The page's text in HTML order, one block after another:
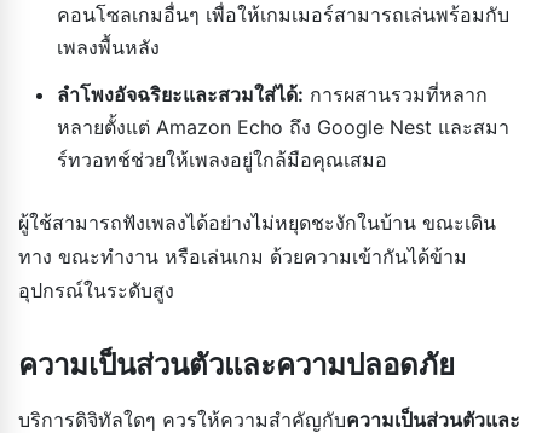
คอนโซลเกมอื่นๆ เพื่อให้เกมเมอร์สามารถเล่นพร้อมกับ
เพลงพื้นหลัง
ลำโพงอัจฉริยะและสวมใส่ได้: การผสานรวมที่หลาก
หลายตั้งแต่ Amazon Echo ถึง Google Nest และสมา
ร์ทวอทช์ช่วยให้เพลงอยู่ใกล้มือคุณเสมอ
ผู้ใช้สามารถฟังเพลงได้อย่างไม่หยุดชะงักในบ้าน ขณะเดิน
ทาง ขณะทำงาน หรือเล่นเกม ด้วยความเข้ากันได้ข้าม
อุปกรณ์ในระดับสูง
ความเป็นส่วนตัวและความปลอดภัย
บริการดิจิทัลใดๆ ควรให้ความสำคัญกับความเป็นส่วนตัวและ